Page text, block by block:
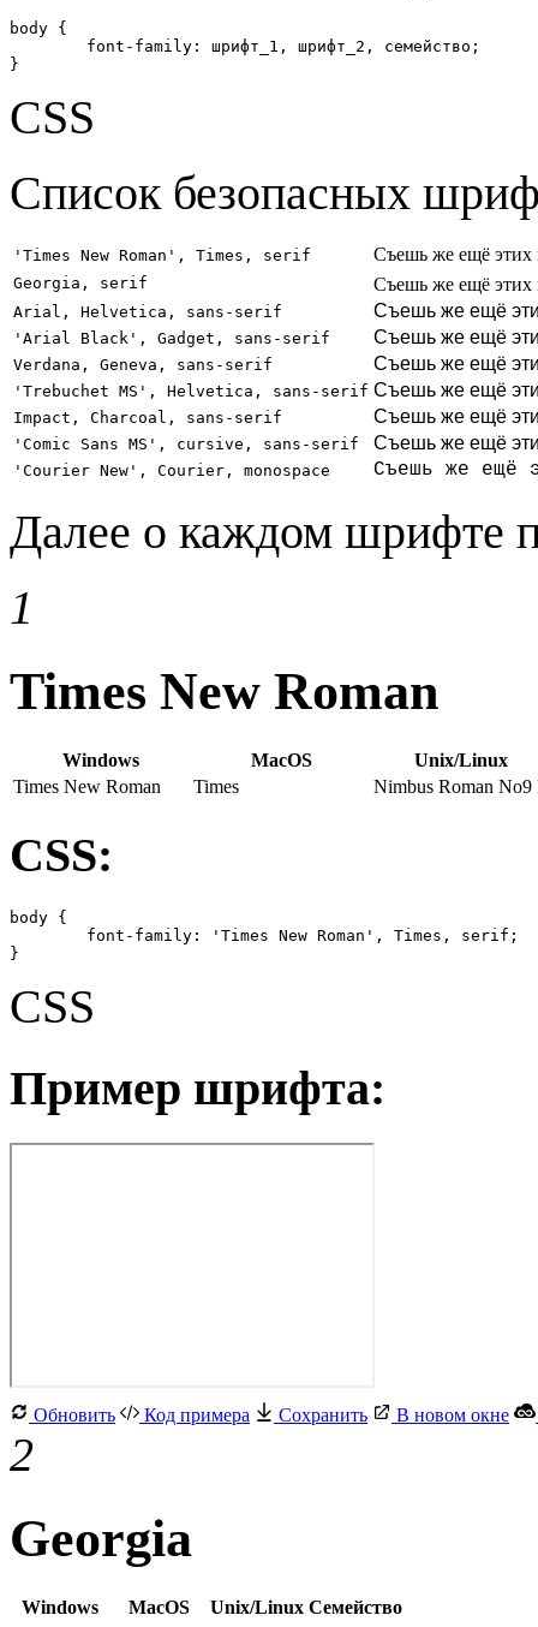
body {
}
CSS
Список безопасных
'Times New Roman', Times, serif Съешь же ещё этих
Georgia, serif Съешь же ещё этих
Arial, Helvetica, sans-serif Съешь же ещё
'Arial Black', Gadget, sans-serif Съешь же ещё
Verdana, Geneva, sans-serif Съешь же ещё
'Trebuchet MS', Helvetica, sans-serif Съешь же ещё
Impact, Charcoal, sans-serif Съешь же ещё
'Comic Sans MS', cursive, sans-serif Съешь же ещё
'Courier New', Courier, monospace Съешь же ещё
Далее о каждом шрифте
1
Times New Roman
Windows MacOS
Unix/Linux
Times New Roman
Times Nimbus Roman No9
CSS:
body {
}
CSS
Пример шрифта:
Обновить Код примера Сохранить В новом окне
2
Georgia
Windows MacOS Unix/Linux Семейство